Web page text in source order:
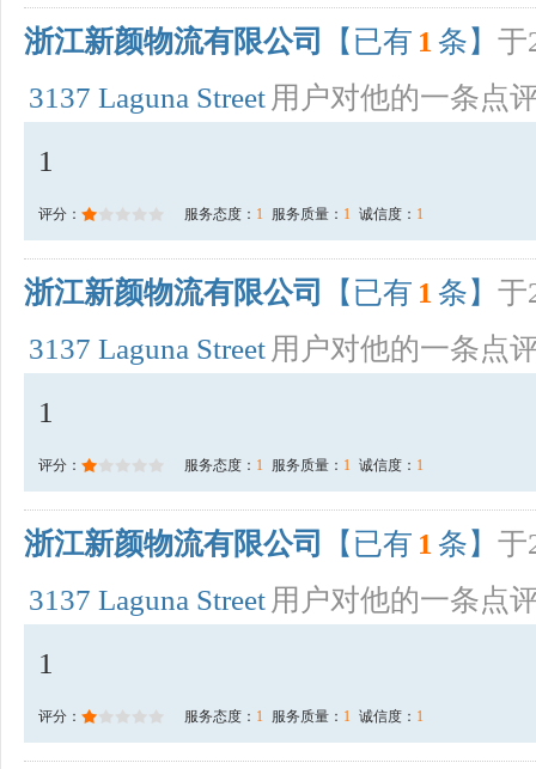
浙江新颜物流有限公司 【已有 1 条】 于
3137 Laguna Street 用户对他的一条点
1
评分： 服务态度： 1 服务质量： 1 诚信度： 1
浙江新颜物流有限公司 【已有 1 条】 于
3137 Laguna Street 用户对他的一条点
1
评分： 服务态度： 1 服务质量： 1 诚信度： 1
浙江新颜物流有限公司 【已有 1 条】 于
3137 Laguna Street 用户对他的一条点
1
评分： 服务态度： 1 服务质量： 1 诚信度： 1